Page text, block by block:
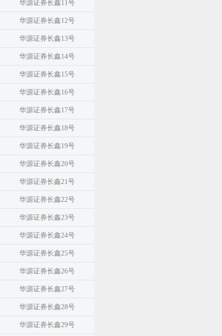
华源证券长鑫11号
华源证券长鑫12号
华源证券长鑫13号
华源证券长鑫14号
华源证券长鑫15号
华源证券长鑫16号
华源证券长鑫17号
华源证券长鑫18号
华源证券长鑫19号
华源证券长鑫20号
华源证券长鑫21号
华源证券长鑫22号
华源证券长鑫23号
华源证券长鑫24号
华源证券长鑫25号
华源证券长鑫26号
华源证券长鑫27号
华源证券长鑫28号
华源证券长鑫29号